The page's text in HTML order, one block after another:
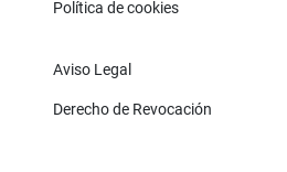
Política de cookies
Aviso Legal
Derecho de Revocación